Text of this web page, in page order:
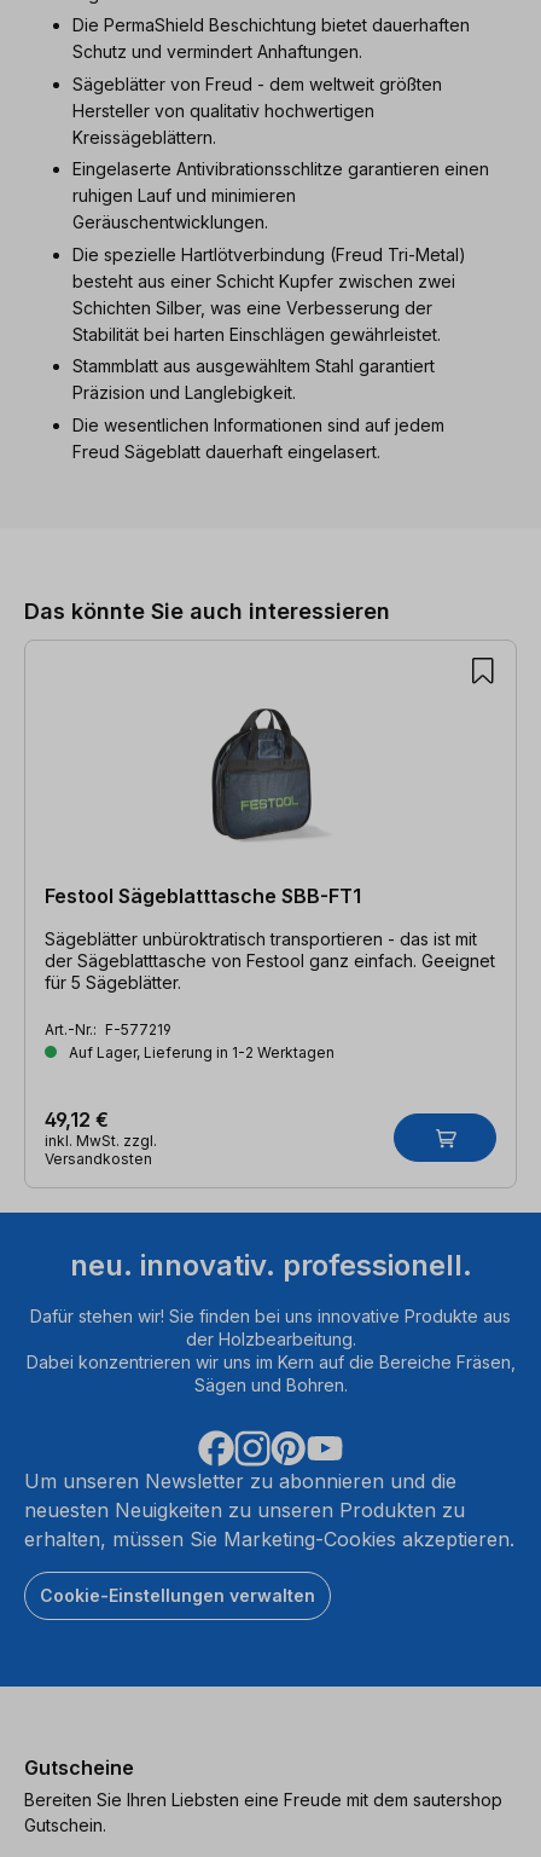
Die PermaShield Beschichtung bietet dauerhaften
Schutz und vermindert Anhaftungen.
Sägeblätter von Freud - dem weltweit größten
Hersteller von qualitativ hochwertigen
Kreissägeblättern.
Eingelaserte Antivibrationsschlitze garantieren einen
ruhigen Lauf und minimieren
Geräuschentwicklungen.
Die spezielle Hartlötverbindung (Freud Tri-Metal)
besteht aus einer Schicht Kupfer zwischen zwei
Schichten Silber, was eine Verbesserung der
Stabilität bei harten Einschlägen gewährleistet.
Stammblatt aus ausgewähltem Stahl garantiert
Präzision und Langlebigkeit.
Die wesentlichen Informationen sind auf jedem
Freud Sägeblatt dauerhaft eingelasert.
Das könnte Sie auch interessieren
Festool Sägeblatttasche SBB-FT1
Sägeblätter unbüroktratisch transportieren - das ist mit
der Sägeblatttasche von Festool ganz einfach. Geeignet
für 5 Sägeblätter.
Art.-Nr.: F-577219
Auf Lager, Lieferung in 1-2 Werktagen
49,12 €
inkl. MwSt. zzgl.
Versandkosten
neu. innovativ. professionell.
Dafür stehen wir! Sie finden bei uns innovative Produkte aus
der Holzbearbeitung.
Dabei konzentrieren wir uns im Kern auf die Bereiche Fräsen,
Sägen und Bohren.
Um unseren Newsletter zu abonnieren und die
neuesten Neuigkeiten zu unseren Produkten zu
erhalten, müssen Sie Marketing-Cookies akzeptieren.
Cookie-Einstellungen verwalten
Gutscheine
Bereiten Sie Ihren Liebsten eine Freude mit dem sautershop
Gutschein.